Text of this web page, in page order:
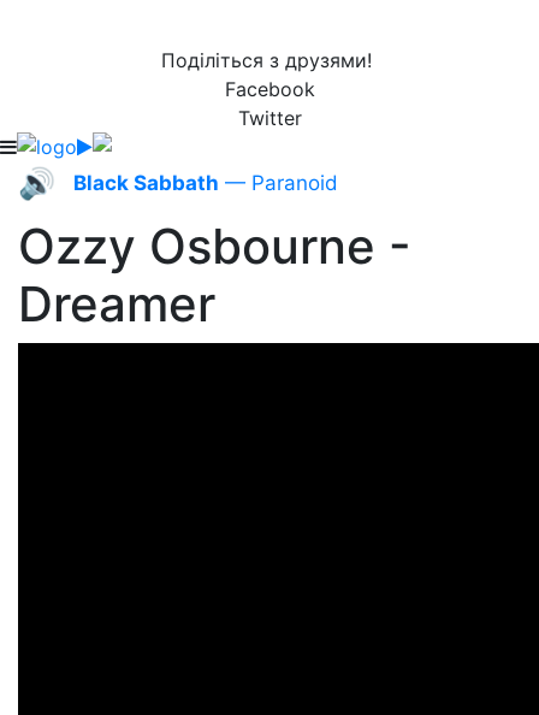
Поділіться з друзями!
Facebook
Twitter
🔊 Black Sabbath — Paranoid
Ozzy Osbourne -
Dreamer